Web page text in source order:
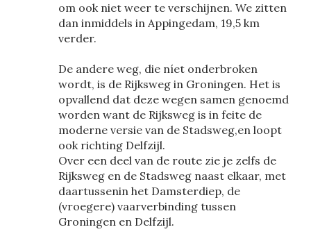
om ook niet weer te verschijnen. We zitten
dan inmiddels in Appingedam, 19,5 km
verder.
De andere weg, die níet onderbroken
wordt, is de Rijksweg in Groningen. Het is
opvallend dat deze wegen samen genoemd
worden want de Rijksweg is in feite de
moderne versie van de Stadsweg,en loopt
ook richting Delfzijl.
Over een deel van de route zie je zelfs de
Rijksweg en de Stadsweg naast elkaar, met
daartussenin het Damsterdiep, de
(vroegere) vaarverbinding tussen
Groningen en Delfzijl.